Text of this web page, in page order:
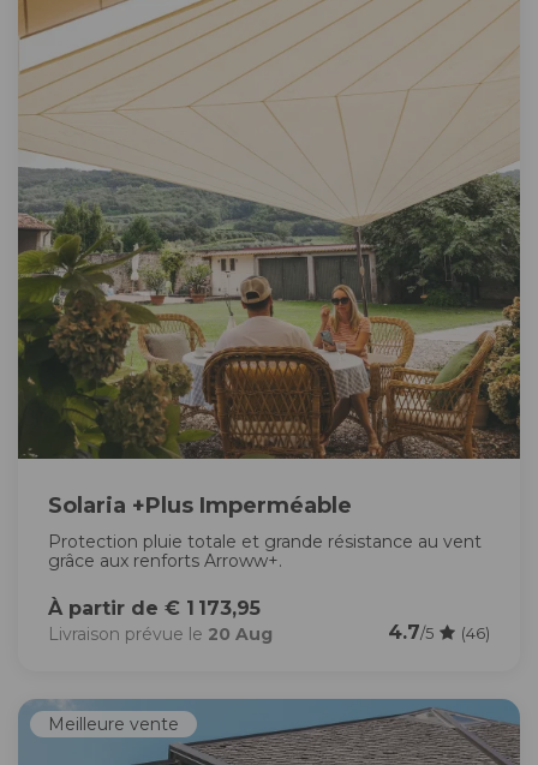
Solaria +Plus Imperméable
Protection pluie totale et grande résistance au vent
grâce aux renforts Arroww+.
À partir de € 1 173,95
Livraison prévue le 20 Aug 4.7/5 (46)
Meilleure vente